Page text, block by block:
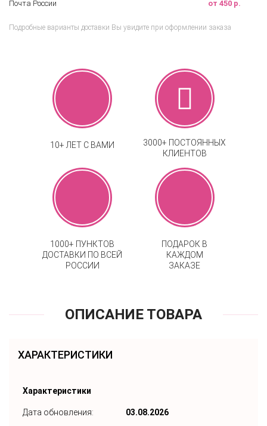
Почта России
от 450 р.
Подробные варианты доставки Вы увидите при оформлении заказа
10+ ЛЕТ С ВАМИ
3000+ ПОСТОЯННЫХ
КЛИЕНТОВ
1000+ ПУНКТОВ
ДОСТАВКИ ПО ВСЕЙ
РОССИИ
ПОДАРОК В
КАЖДОМ
ЗАКАЗЕ
ОПИСАНИЕ ТОВАРА
ХАРАКТЕРИСТИКИ
Характеристики
Дата обновления: 03.08.2026